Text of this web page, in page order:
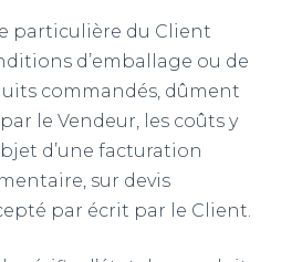
particulière du Client
d’emballage ou de
commandés, dûment
le Vendeur, les coûts y
d’une facturation
sur devis
par écrit par le Client.